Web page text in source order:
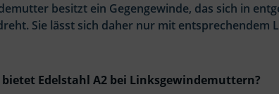
besitzt ein Gegengewinde, das sich in
Sie lässt sich daher nur mit entsprechendem
Edelstahl A2 bei Linksgewindemuttern?